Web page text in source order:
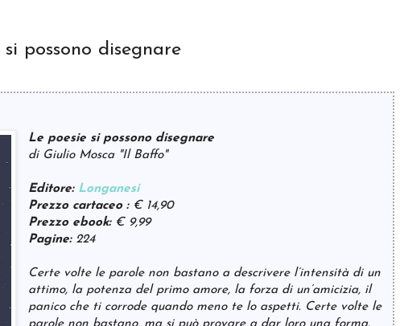
si possono disegnare
Le poesie si possono disegnare
di Giulio Mosca "Il Baffo"
Editore: Longanesi
Prezzo cartaceo :€ 14,90
Prezzo ebook:€ 9,99
Pagine:224
Certe volte le parole non bastano a descrivere l’intensità di un
attimo, la potenza del primo amore, la forza di un’amicizia, il
panico che ti corrode quando meno te lo aspetti. Certe volte le